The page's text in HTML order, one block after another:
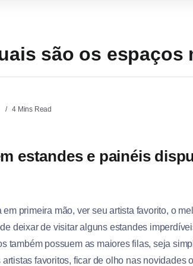
são os
4 Mins Read
estandes e painéis
primeira mão, ver seu artista favorito, o
deixar de visitar alguns estandes
também possuem as maiores filas, seja
favoritos, ficar de olho nas novidades